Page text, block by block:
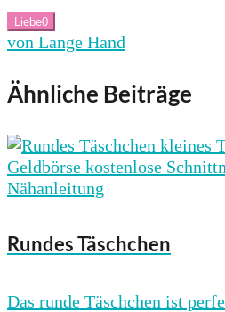
Liebe0
von Lange Hand
Ähnliche Beiträge
Rundes Täschchen
Das runde Täschchen ist